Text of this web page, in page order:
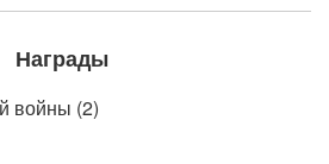
Награды
войны (2)